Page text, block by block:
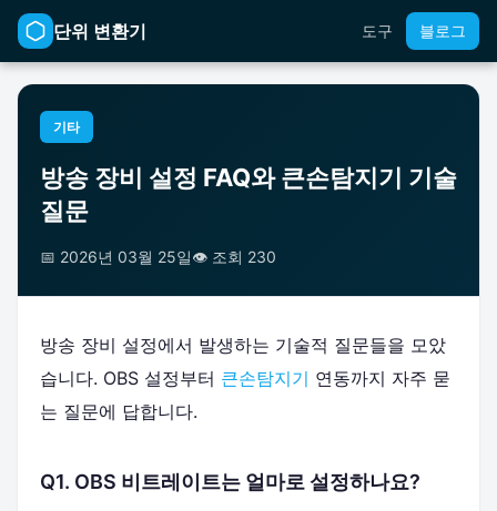
단위 변환기 도구 블로그
기타
방송 장비 설정 FAQ와 큰손탐지기 기술
질문
📅 2026년 03월 25일👁️ 조회 230
방송 장비 설정에서 발생하는 기술적 질문들을 모았
습니다. OBS 설정부터 큰손탐지기 연동까지 자주 묻
는 질문에 답합니다.
Q1. OBS 비트레이트는 얼마로 설정하나요?